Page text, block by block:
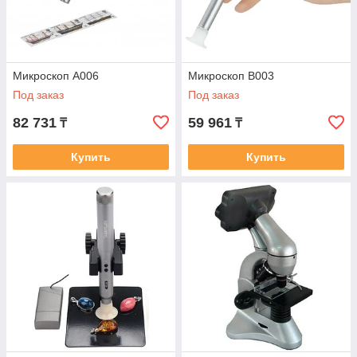
Микроскоп A006
Под заказ
82 731 ₸
Купить
Микроскоп B003
Под заказ
59 961 ₸
Купить